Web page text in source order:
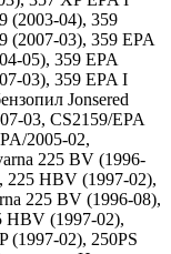
(2003-04), 359
(2007-03), 359 EPA
05), 359 EPA
03), 359 EPA I
Jonsered
03, CS2159/EPA
2005-02,
225 BV (1996-
225 HBV (1997-02),
225 BV (1996-08),
HBV (1997-02),
(1997-02), 250PS